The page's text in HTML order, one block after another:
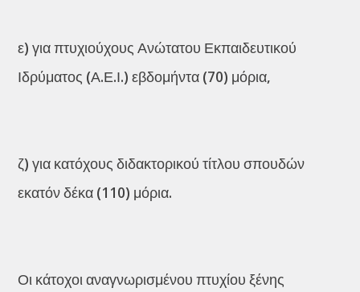
ε) για πτυχιούχους Ανώτατου Εκπαιδευτικού
Ιδρύματος (Α.Ε.Ι.) εβδομήντα (70) μόρια,
ζ) για κατόχους διδακτορικού τίτλου σπουδών
εκατόν δέκα (110) μόρια.
Οι κάτοχοι αναγνωρισμένου πτυχίου ξένης